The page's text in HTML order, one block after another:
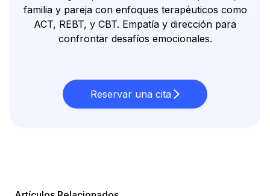
familia y pareja con enfoques terapéuticos como
ACT, REBT, y CBT. Empatía y dirección para
confrontar desafíos emocionales.
Reservar una cita